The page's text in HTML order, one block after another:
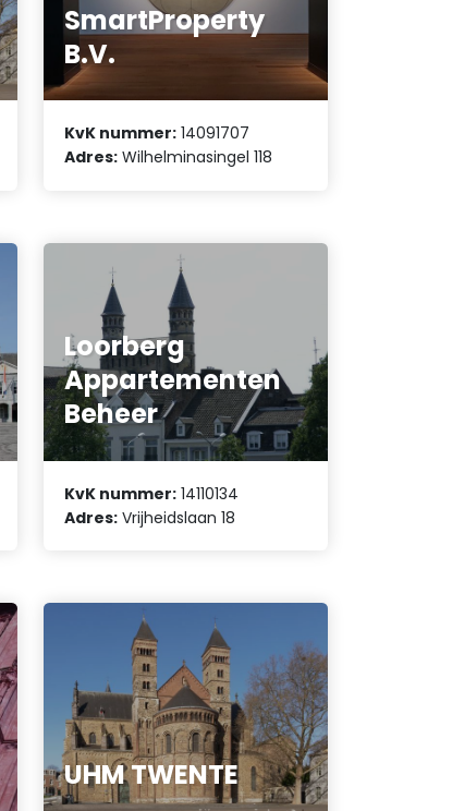
SmartProperty
B.V.
KvK nummer: 14091707
Adres: Wilhelminasingel 118
Loorberg
Appartementen
Beheer
KvK nummer: 14110134
Adres: Vrijheidslaan 18
UHM TWENTE